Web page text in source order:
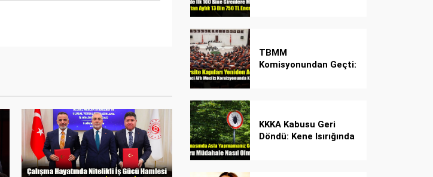
TBMM
Komisyonundan Geçti:
KKKA Kabusu Geri
Döndü: Kene Isırığında